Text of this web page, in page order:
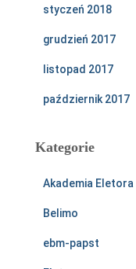
styczeń 2018
grudzień 2017
listopad 2017
październik 2017
Kategorie
Akademia Eletora
Belimo
ebm-papst